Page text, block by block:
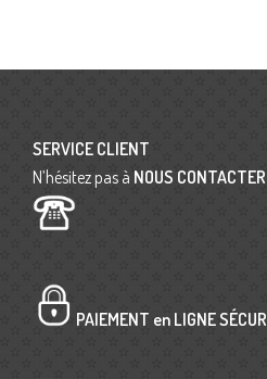
SERVICE CLIENT
N’hésitez pas à NOUS CONTACTER
PAIEMENT en LIGNE